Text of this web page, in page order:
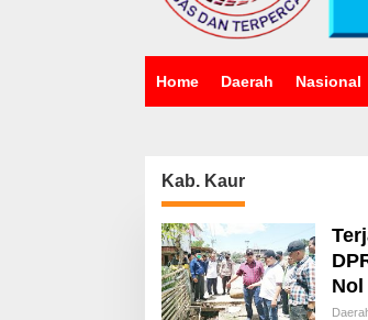
Home Daerah Nasional
Kab. Kaur
Nol